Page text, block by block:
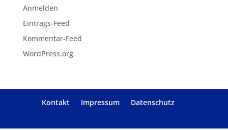
Anmelden
Eintrags-Feed
Kommentar-Feed
WordPress.org
Kontakt Impressum Datenschutz